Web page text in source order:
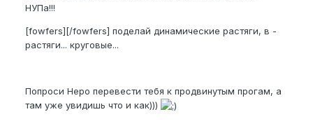
НУПа!!!
[fowfers][/fowfers] поделай динамические растяги, в -
растяги... круговые...
Попроси Неро перевести тебя к продвинутым прогам, а
там уже увидишь что и как)))